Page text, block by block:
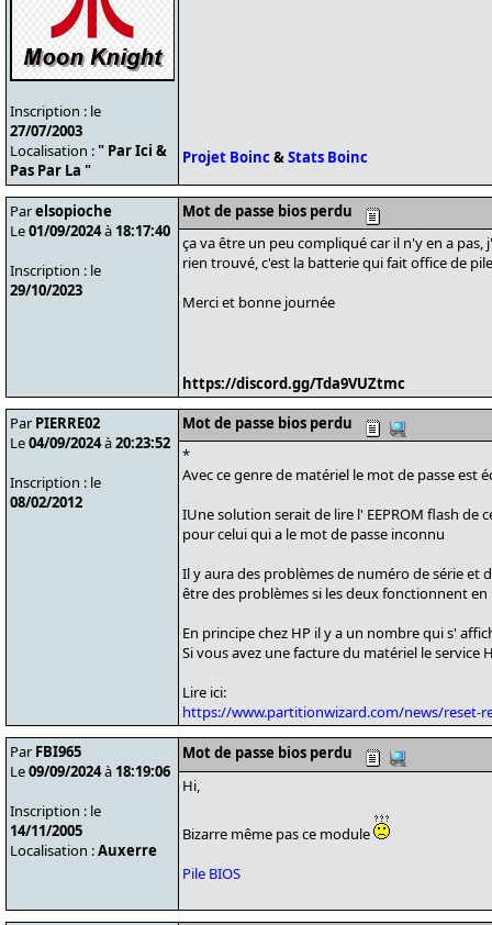
Inscription : le
27/07/2003
Localisation :" Par Ici &
Pas Par La "
Projet Boinc&Stats Boinc
Parelsopioche
Le01/09/2024à 18:17:40
Inscription : le
29/10/2023
Mot de passe bios perdu
ça va être un peu compliqué car il n'y en a pas,
rien trouvé, c'est la batterie qui fait office de pile
Merci et bonne journée
https://discord.gg/Tda9VUZtmc
Par PIERRE02
Le04/09/2024à20:23:52
Inscription : le
08/02/2012
Mot de passe bios perdu
*
Avec ce genre de matériel le mot de passe est
IUne solution serait de lire l' EEPROM flash de
pour celui qui a le mot de passe inconnu
Il y aura des problèmes de numéro de série et
être des problèmes si les deux fonctionnent
En principe chez HP il y a un nombre qui s'
Si vous avez une facture du matériel le service
Lire ici:
https://www.partitionwizard.com/news/reset-
Par FBI965
Le09/09/2024à 18:19:06
Inscription : le
14/11/2005
Localisation :Auxerre
Mot de passe bios perdu
Hi,
Bizarre même pas ce module
Pile BIOS